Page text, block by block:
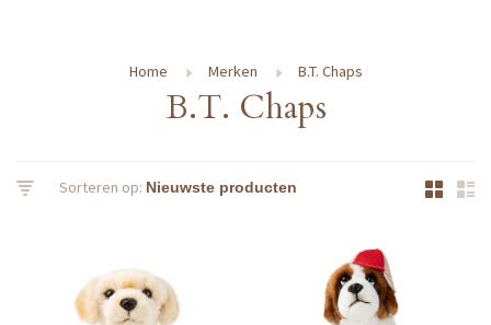
Home Merken B.T. Chaps
B.T. Chaps
Sorteren op: